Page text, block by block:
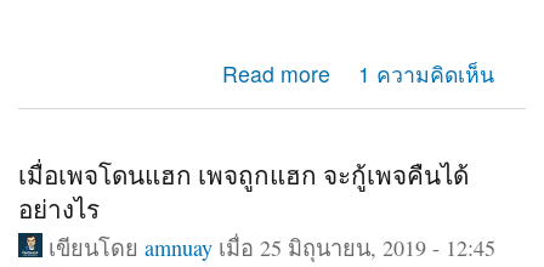
Read more
about เพจถูกแฮก โดนแฮก ถูกยึดเพจ แตะออกจากแอดมิน
เพจ จะกู้คืนได้หรือไม่
1 ความคิดเห็น
เมื่อเพจโดนแฮก เพจถูกแฮก จะกู้เพจคืนได้
อย่างไร
เขียนโดย amnuay เมื่อ 25 มิถุนายน, 2019 - 12:45